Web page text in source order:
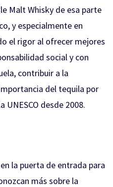
Malt Whisky de esa parte
y especialmente en
el rigor al ofrecer mejores
social y con
contribuir a la
del tequila por
desde 2008.
la puerta de entrada para
más sobre la